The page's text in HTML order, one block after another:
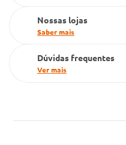
Nossas lojas
Saber mais
Dúvidas frequentes
Ver mais